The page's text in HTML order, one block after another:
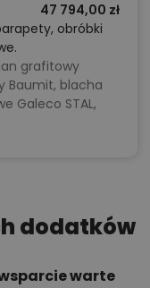
47 794,00 zł
obróbki
grafitowy
Baumit, blacha
Galeco STAL,
dodatków
warte